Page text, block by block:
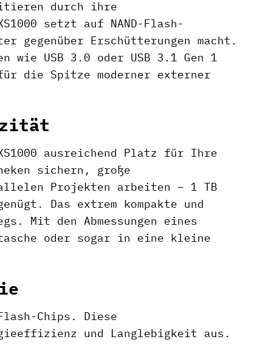
durch ihre
setzt auf NAND-Flash-
gegenüber Erschütterungen macht.
wie USB 3.0 oder USB 3.1 Gen 1
die Spitze moderner externer
ausreichend Platz für Ihre
sichern, große
Projekten arbeiten – 1 TB
Das extrem kompakte und
Mit den Abmessungen eines
oder sogar in eine kleine
Chips. Diese
und Langlebigkeit aus.